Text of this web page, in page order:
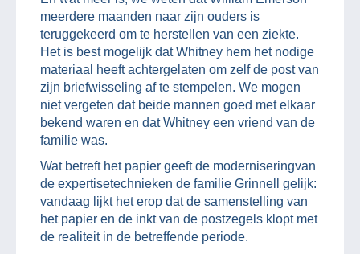
meerdere maanden naar zijn ouders is
teruggekeerd om te herstellen van een ziekte.
Het is best mogelijk dat Whitney hem het nodige
materiaal heeft achtergelaten om zelf de post van
zijn briefwisseling af te stempelen. We mogen
niet vergeten dat beide mannen goed met elkaar
bekend waren en dat Whitney een vriend van de
familie was.
Wat betreft het papier geeft de moderniseringvan
de expertisetechnieken de familie Grinnell gelijk:
vandaag lijkt het erop dat de samenstelling van
het papier en de inkt van de postzegels klopt met
de realiteit in de betreffende periode.